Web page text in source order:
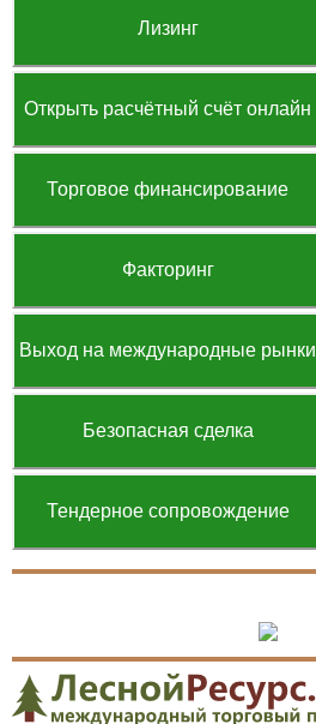
Лизинг
Открыть расчётный счёт онлайн
Торговое финансирование
Факторинг
Выход на международные рынки
Безопасная сделка
Тендерное сопровождение